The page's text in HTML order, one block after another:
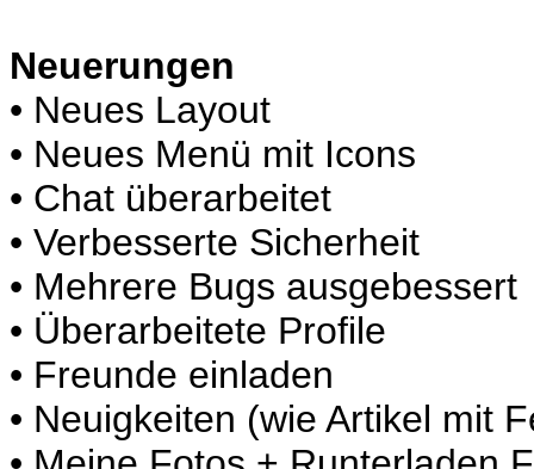
Neuerungen
• Neues Layout
• Neues Menü mit Icons
• Chat überarbeitet
• Verbesserte Sicherheit
• Mehrere Bugs ausgebessert
• Überarbeitete Profile
• Freunde einladen
• Neuigkeiten (wie Artikel mit